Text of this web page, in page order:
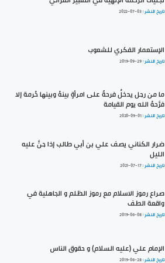
تاريخ النشر :2022-07-03
الإستعمار الفكري للشعوب
تاريخ النشر :2019-09-29
ما من رجل يدخلُ فرحةً على امرأةٍ بينهُ وبينها حُرمة إلا
فرَّحهُ الله يوم القيامة
تاريخ النشر :2020-09-01
ضرار الكناني يصف علي بن أبي طالب إذا جنَّ عليه
الليل
تاريخ النشر :2021-07-17
صراع رموز الاسلام مع رموز الظلم و الجاهلية في
واقعة الطف
تاريخ النشر :2019-06-08
الإمام علي (عليه السلام) و حقوق الناس
تاريخ النشر :2019-06-28